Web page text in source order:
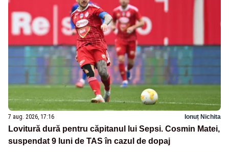
7 aug. 2026, 17:16 Ionuț Nichita
Lovitură dură pentru căpitanul lui Sepsi. Cosmin Matei,
suspendat 9 luni de TAS în cazul de dopaj